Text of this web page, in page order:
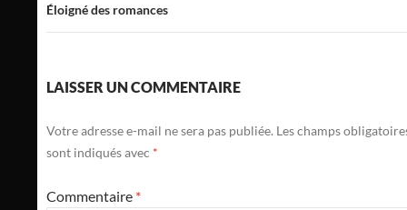
Éloigné des romances
LAISSER UN COMMENTAIRE
Votre adresse e-mail ne sera pas publiée. Les champs
sont indiqués avec *
Commentaire *